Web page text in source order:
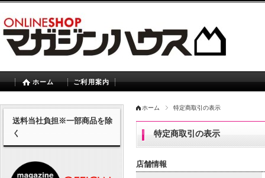
ホーム ご利用案内
ホーム 特定商取引の表示
特定商取引の表示
店舗情報
送料当社負担※一部商品を除
く